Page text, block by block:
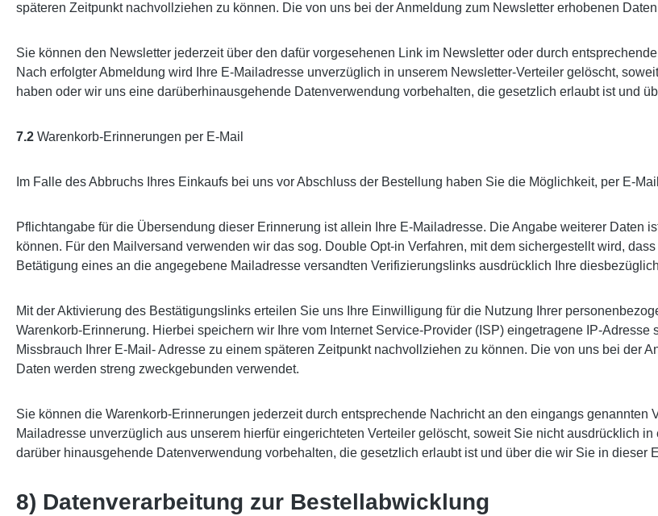
späteren Zeitpunkt nachvollziehen zu können. Die von uns bei der Anmeldung zum Newsletter erhobenen
Sie können den Newsletter jederzeit über den dafür vorgesehenen Link im Newsletter oder durch
Nach erfolgter Abmeldung wird Ihre E-Mailadresse unverzüglich in unserem Newsletter-Verteiler gelöscht,
haben oder wir uns eine darüberhinausgehende Datenverwendung vorbehalten, die gesetzlich erlaubt ist und
7.2 Warenkorb-Erinnerungen per E-Mail
Im Falle des Abbruchs Ihres Einkaufs bei uns vor Abschluss der Bestellung haben Sie die Möglichkeit, per E-
Pflichtangabe für die Übersendung dieser Erinnerung ist allein Ihre E-Mailadresse. Die Angabe weiterer Daten
können. Für den Mailversand verwenden wir das sog. Double Opt-in Verfahren, mit dem sichergestellt wird,
Betätigung eines an die angegebene Mailadresse versandten Verifizierungslinks ausdrücklich Ihre
Mit der Aktivierung des Bestätigungslinks erteilen Sie uns Ihre Einwilligung für die Nutzung Ihrer
Warenkorb-Erinnerung. Hierbei speichern wir Ihre vom Internet Service-Provider (ISP) eingetragene IP-
Missbrauch Ihrer E-Mail- Adresse zu einem späteren Zeitpunkt nachvollziehen zu können. Die von uns bei der
Daten werden streng zweckgebunden verwendet.
Sie können die Warenkorb-Erinnerungen jederzeit durch entsprechende Nachricht an den eingangs
Mailadresse unverzüglich aus unserem hierfür eingerichteten Verteiler gelöscht, soweit Sie nicht ausdrücklich
darüber hinausgehende Datenverwendung vorbehalten, die gesetzlich erlaubt ist und über die wir Sie in dieser
8) Datenverarbeitung zur Bestellabwicklung